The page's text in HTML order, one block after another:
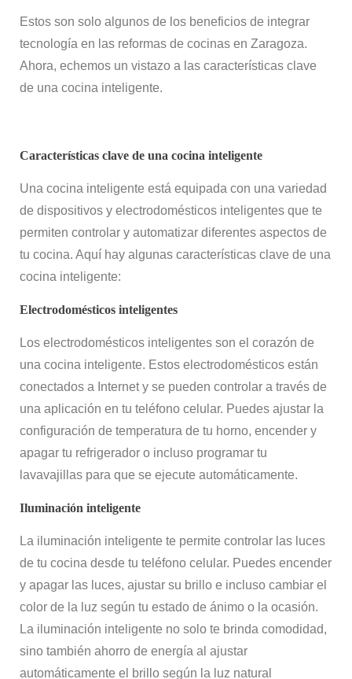
Estos son solo algunos de los beneficios de integrar
tecnología en las reformas de cocinas en Zaragoza.
Ahora, echemos un vistazo a las características clave
de una cocina inteligente.
Características clave de una cocina inteligente
Una cocina inteligente está equipada con una variedad
de dispositivos y electrodomésticos inteligentes que te
permiten controlar y automatizar diferentes aspectos de
tu cocina. Aquí hay algunas características clave de una
cocina inteligente:
Electrodomésticos inteligentes
Los electrodomésticos inteligentes son el corazón de
una cocina inteligente. Estos electrodomésticos están
conectados a Internet y se pueden controlar a través de
una aplicación en tu teléfono celular. Puedes ajustar la
configuración de temperatura de tu horno, encender y
apagar tu refrigerador o incluso programar tu
lavavajillas para que se ejecute automáticamente.
Iluminación inteligente
La iluminación inteligente te permite controlar las luces
de tu cocina desde tu teléfono celular. Puedes encender
y apagar las luces, ajustar su brillo e incluso cambiar el
color de la luz según tu estado de ánimo o la ocasión.
La iluminación inteligente no solo te brinda comodidad,
sino también ahorro de energía al ajustar
automáticamente el brillo según la luz natural